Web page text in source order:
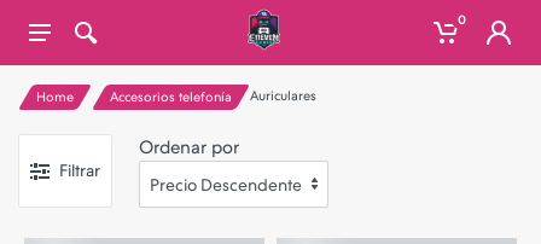
0
Home Accesorios telefonía Auriculares
Filtrar
Ordenar por